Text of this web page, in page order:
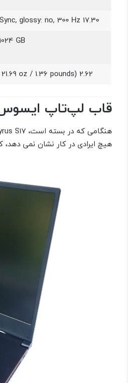
17.30 inch 16:9, 1920 x 1080 pixel 127 PPI, Sharp SHP14DC, IPS, G-Sync, glossy: no, 300 Hz
GB
2.62 kg ( = 92.42 oz / 5.78 pounds), Power Supply: 615 g ( = 21.69 oz / 1.36 pounds)
قاب لپ‌تاپ ایسوس –
هیچ ایرادی در کار نشان نمی